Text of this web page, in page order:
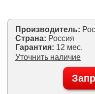
Производитель:
Страна: Россия
Гарантия: 12 мес.
Уточнить наличие